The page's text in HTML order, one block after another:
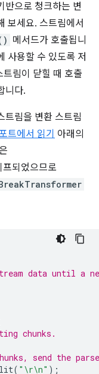
반으로 청크하는 변
보세요. 스트림에서
메서드가 호출됩니
사용할 수 있도록 저
트림이 닫힐 때 호출
니다.
트림을 변환 스트림
트에서 읽기 아래의
되었으므로
data until a
chunks.
send the
( "\r\n" );